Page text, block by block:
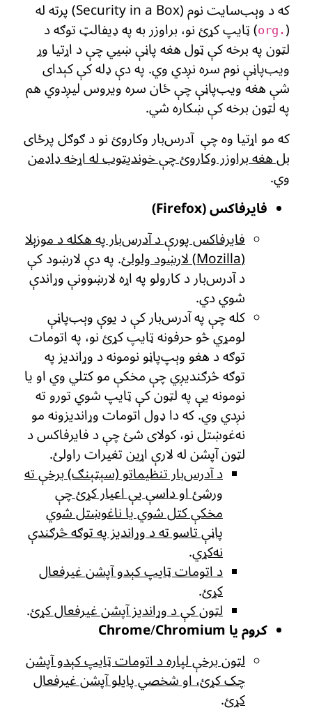
که د وېب‌سایت نوم (Security in a Box) پرته له
(
.org
) ټایپ کړئ نو، براوزر به په ډیفالټ توګه د
لټون په برخه کې ټول هغه پاڼې ښیي چې د اړتیا وړ
ویب‌پاڼې نوم سره نږدي وي. په دې ډله کې کېدای
شې هغه ویب‌پاڼې چې ځان سره ویروس لیږدوي هم
په لټون برخه کې ښکاره شي.
که مو اړتیا وه چې ‌ آدرس‌بار وکاروئ نو د ګوګل پرځای
بل هغه براوزر وکاروئ چې خوندیتوب له اړخه ډاډمن
وي.
فایرفاکس (Firefox)
فایرفاکس پورې د آدرس‌بار په هکله د موزېلا
(Mozilla) لارښود ولولئ
. په دې لارښود کې
د آدرس‌بار د کارولو په اړه لارښوونې وړاندې
شوي دي.
کله چې په آدرس‌بار کې د یوې وېب‌پاڼې
لومړي څو حرفونه ټایپ کړئ نو، په اتومات
توګه د هغو وېپ‌پاڼو نومونه د وړاندیز په
توګه څرګندیږي چې مخکې مو کتلي وي او یا
نومونه یې په لټون کې ټایپ شوي تورو ته
نږدي وي. که دا ډول اتومات وړاندیزونه مو
نه‌غوښتل نو، کولای شئ چې د فایرفاکس د
لټون آپشن له لارې اړین تغیرات راولئ.
د آدرس‌بار تنظیماتو (سېټېنګ) برخې ته
ورشئ او داسې یې اعیار کړئ چې
مخکې کتل شوي یا ناغوښتل شوي
پاڼې تاسو ته د وړاندیز په توګه څرګندې
نه‌کړي.
د اتومات ټایپ کېدو آپشن غیرفعال
کړئ.
لټون کې د وړاندیز آپشن غیرفعال کړئ.
کروم یا Chrome
/Chromium
لټون برخې لپاره د اتومات ټایپ کېدو آپشن
چک کړئ، او شخصي پایلو آپشن غیرفعال
کړئ.